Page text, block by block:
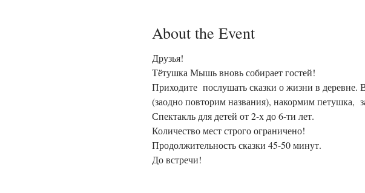
About the Event
Друзья!
Тётушка Мышь вновь собирает гостей!
Приходите  послушать сказки о жизни в
(заодно повторим названия), накормим петушка,
Спектакль для детей от 2-х до 6-ти лет.
Количество мест строго ограничено!
Продолжительность сказки 45-50 минут.
До встречи!